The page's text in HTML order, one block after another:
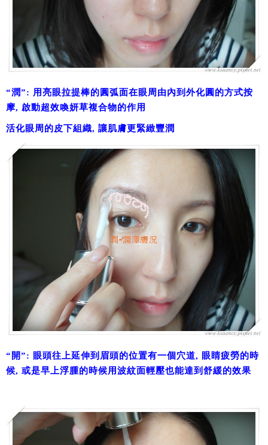
“潤”: 用亮眼拉提棒的圓弧面在眼周由內到外化圓的方式按
摩, 啟動超效喚妍草複合物的作用
活化眼周的皮下組織, 讓肌膚更緊緻豐潤
“開”: 眼頭往上延伸到眉頭的位置有一個穴道, 眼睛疲勞的時
候, 或是早上浮腫的時候用波紋面輕壓也能達到舒緩的效果